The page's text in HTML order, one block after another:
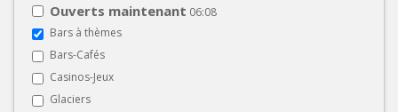
Ouverts maintenant 06:08
Bars à thèmes
Bars-Cafés
Casinos-Jeux
Glaciers